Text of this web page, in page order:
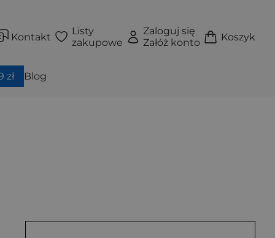
Kontakt
Listy
zakupowe
Zaloguj się
Załóż konto
Koszyk
zł Blog